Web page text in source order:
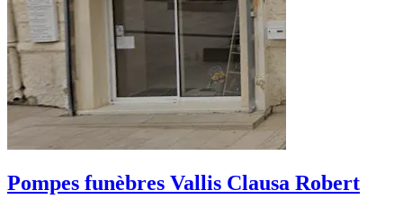
Pompes funèbres Vallis Clausa Robert